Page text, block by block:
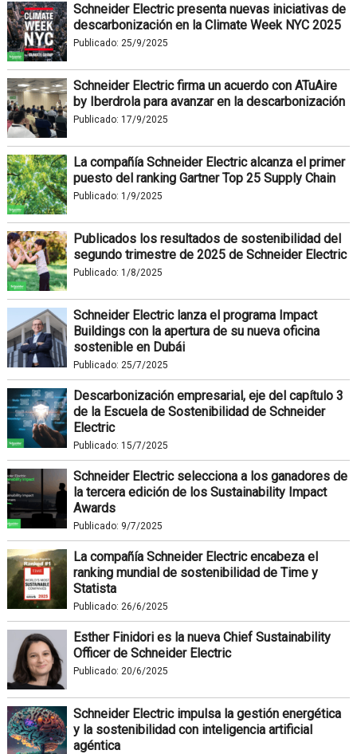
Schneider Electric presenta nuevas iniciativas de
descarbonización en la Climate Week NYC 2025
Publicado: 25/9/2025
Schneider Electric firma un acuerdo con ATuAire
by Iberdrola para avanzar en la descarbonización
Publicado: 17/9/2025
La compañía Schneider Electric alcanza el primer
puesto del ranking Gartner Top 25 Supply Chain
Publicado: 1/9/2025
Publicados los resultados de sostenibilidad del
segundo trimestre de 2025 de Schneider Electric
Publicado: 1/8/2025
Schneider Electric lanza el programa Impact
Buildings con la apertura de su nueva oficina
sostenible en Dubái
Publicado: 25/7/2025
Descarbonización empresarial, eje del capítulo 3
de la Escuela de Sostenibilidad de Schneider
Electric
Publicado: 15/7/2025
Schneider Electric selecciona a los ganadores de
la tercera edición de los Sustainability Impact
Awards
Publicado: 9/7/2025
La compañía Schneider Electric encabeza el
ranking mundial de sostenibilidad de Time y
Statista
Publicado: 26/6/2025
Esther Finidori es la nueva Chief Sustainability
Officer de Schneider Electric
Publicado: 20/6/2025
Schneider Electric impulsa la gestión energética
y la sostenibilidad con inteligencia artificial
agéntica